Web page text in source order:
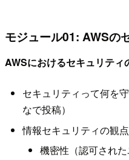
モジュール01: AWSの
AWSにおけるセキュリティ
セキュリティって何を
なで投稿）
情報セキュリティの観
機密性（認可され